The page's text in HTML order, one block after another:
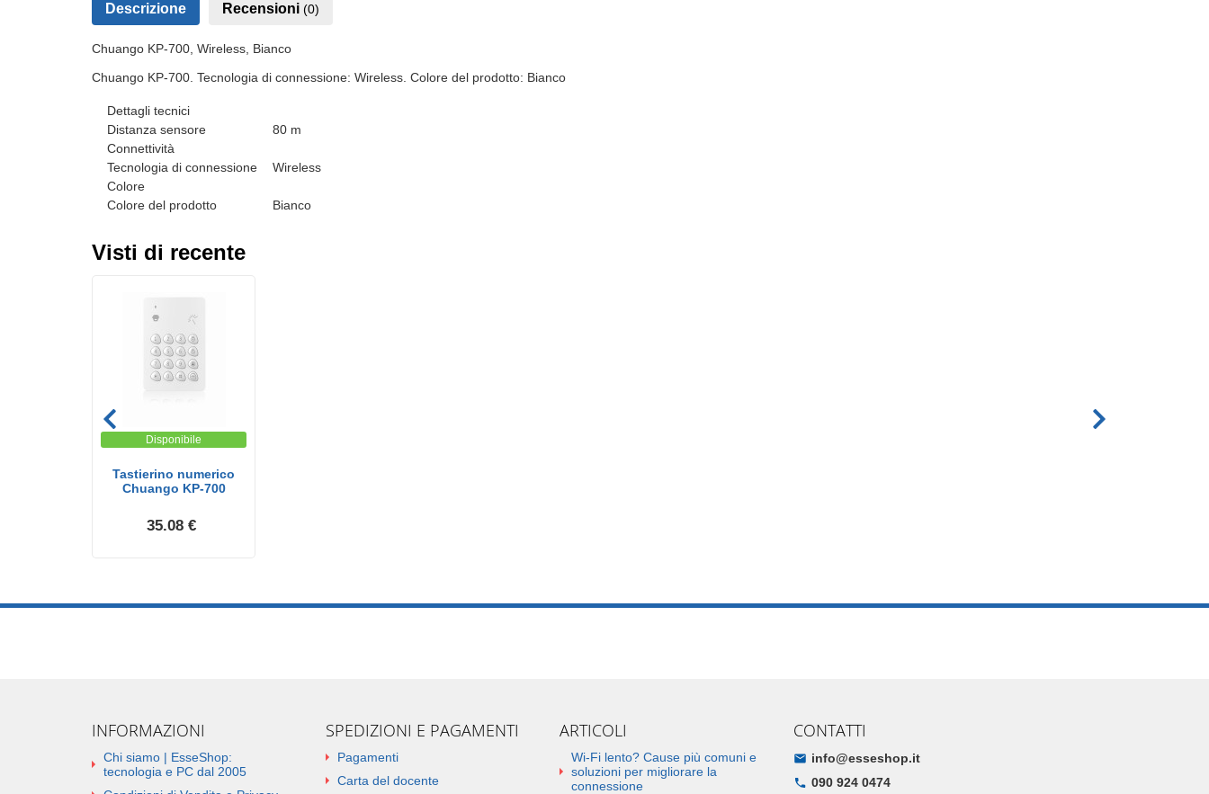
Descrizione Recensioni (0)
Chuango KP-700, Wireless, Bianco
Chuango KP-700. Tecnologia di connessione: Wireless. Colore del prodotto: Bianco
Dettagli tecnici
Distanza sensore
80 m
Connettività
Tecnologia di connessione
Wireless
Colore
Colore del prodotto
Bianco
Visti di recente
Disponibile
Tastierino numerico
Chuango KP-700
35.08 €
INFORMAZIONI
Chi siamo | EsseShop:
tecnologia e PC dal 2005
SPEDIZIONI E PAGAMENTI
Pagamenti
Carta del docente
ARTICOLI
Wi-Fi lento? Cause più comuni e
soluzioni per migliorare la
connessione
CONTATTI
info@esseshop.it
090 924 0474